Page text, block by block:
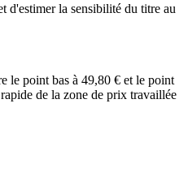
d'estimer la sensibilité du titre au
le point bas à 49,80 € et le point
de la zone de prix travaillée